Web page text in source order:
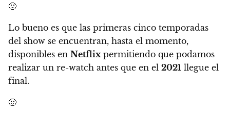
🙁
Lo bueno es que las primeras cinco temporadas
del show se encuentran, hasta el momento,
disponibles en Netflix permitiendo que podamos
realizar un re-watch antes que en el 2021 llegue el
final.
🙂